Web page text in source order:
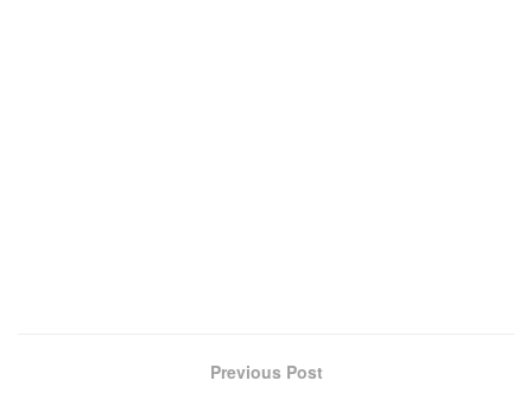
Previous Post